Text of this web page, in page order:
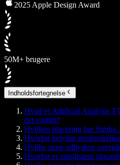
2025 Apple Design Award
50M+ brugere
Indholdsfortegnelse
Hvad er Artificial Analysis
det vigtigt?
Hvilken placering har Simba
Hvorfor betyder
Hvilke store udbydere
Hvorfor er ranglistens